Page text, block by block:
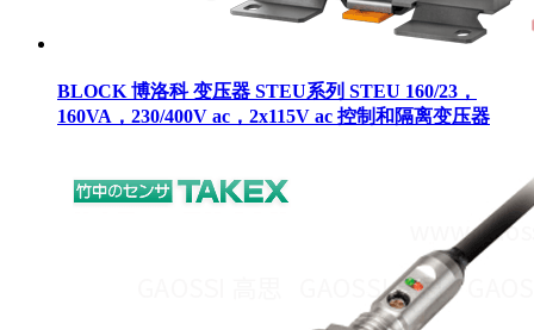
BLOCK 博洛科 变压器 STEU系列 STEU 160/23，
160VA，230/400V ac，2x115V ac 控制和隔离变压器